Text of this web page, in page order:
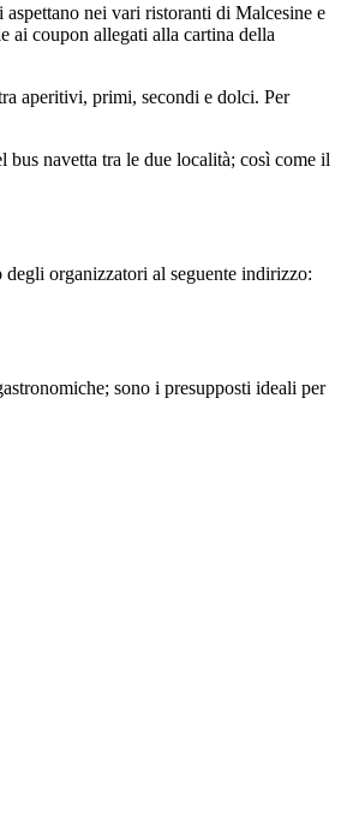
nei vari ristoranti di Malcesine e
ai coupon allegati alla cartina della
aperitivi, primi, secondi e dolci. Per
navetta tra le due località; così come il
organizzatori al seguente indirizzo:
sono i presupposti ideali per